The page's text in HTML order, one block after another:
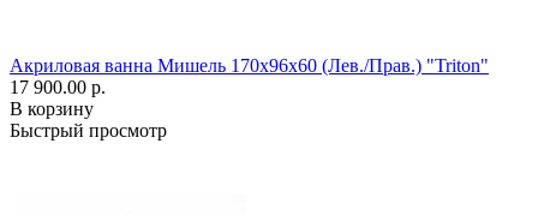
Акриловая ванна Мишель 170x96x60 (Лев./Прав.) "Triton"
17 900.00 р.
В корзину
Быстрый просмотр